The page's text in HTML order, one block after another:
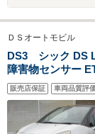
ＤＳオートモビル
DS3 シック DS
障害物センサー
販売店保証 車両品質評